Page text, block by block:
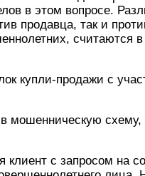
в этом вопросе.
продавца, так и
считаются
купли-продажи с
мошенническую схему,
с запросом на